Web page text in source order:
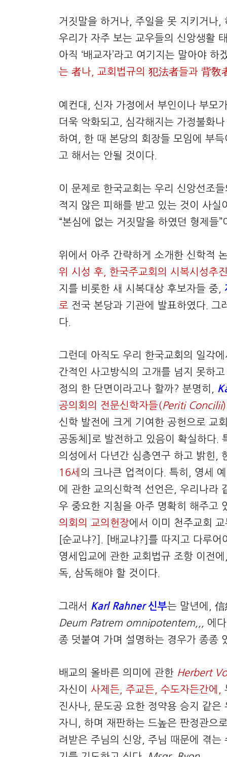
거짓말을 하거나, 주일을 못 지키거나
우리가 자주 보는 교우들의 신앙생활
아직 ‘배교자’라고 여기지는 말아야 하
는 者나, 교회법규의 犯法者들과 背敎
예컨대, 신자 가정에서 부인이나 부모
더욱 악화되고, 심각해지는 가정불화
하여, 한 때 본당의 회장들 모임에 부
고 해서는 안될 것이다.
이 문제로 한국교회는 우리 신앙선조
적지 않은 피해를 받고 있는 것이 사실
“본심에 없는 거짓말을 하였던 형제들
위에서 아주 간략하게 소개한 신학적
위 시성 후, 한국주교회의 시복시성추
지를 비롯한 새 시복대상 후보자들 중,
로 전국 본당과 기관에 발표하였다. 그
다.
그런데 아직도 우리 한국교회의 일각
간적인 사고방식의 고개를 넘지 못하
정의 한 단면이라고나 할까? 분명히,
공의회의 전문신학자들( Periti Concilii
신학 발전에 크게 기여한 공헌으로 교
공동체]로 발전하고 있음이 확실하다.
의성에서 다년간 심층연구 하고 밝힌,
16세 의 크나큰 업적이다. 특히, 영세
에 관한 교의신학적 선언은, 우리나라
우 중요한 지침을 아주 명확히 해주고
의회의 교의헌장에서 이미 천주교회
[순교냐?]. [배교냐?]를 따지고 다루어
영세입교에 관한 교회법규 조항 이전
독, 삼독해야 할 것이다.
그래서 Karl Rahner 신부는 말년에,
Deum Patrem omnipotentem,,, 에
종 덧붙여 가며 설명하는 경우가 종종
배교의 올바른 의미에 관한 Herbert
자신이 사제든, 주교든, 수도자든간에,
진사나, 문도공 요한 정약용 승지 같
자니, 하며 재판하는 드높은 판정관으
려받은 주님의 신앙, 주님 때문에 겪